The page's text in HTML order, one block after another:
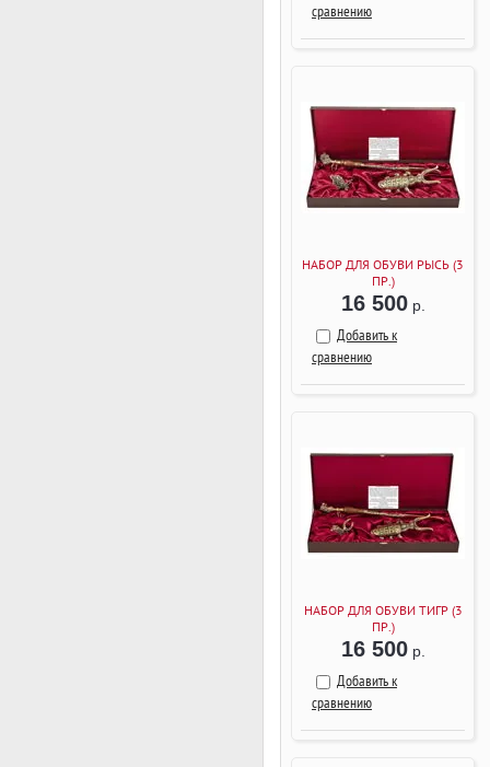
сравнению
НАБОР ДЛЯ ОБУВИ РЫСЬ (3
ПР.)
16 500р.
Добавить к
сравнению
НАБОР ДЛЯ ОБУВИ ТИГР (3
ПР.)
16 500р.
Добавить к
сравнению